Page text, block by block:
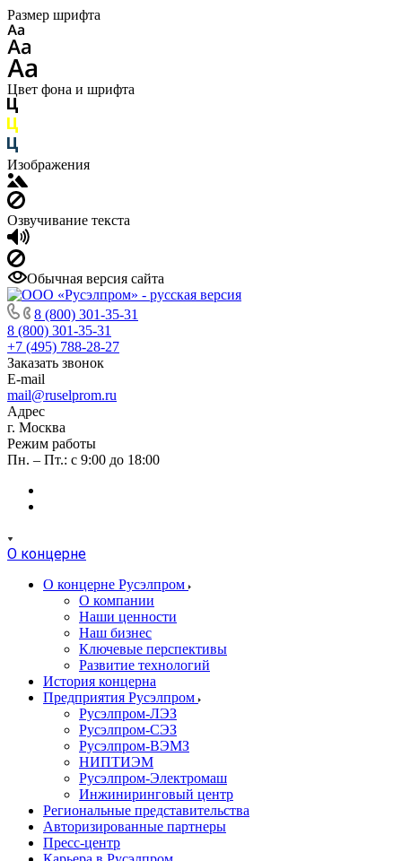
Размер шрифта
Цвет фона и шрифта
Изображения
Озвучивание текста
Обычная версия сайта
8 (800) 301-35-31
8 (800) 301-35-31
+7 (495) 788-28-27
Заказать звонок
E-mail
mail@ruselprom.ru
Адрес
г. Москва
Режим работы
Пн. – Пт.: с 9:00 до 18:00
О концерне
О концерне Русэлпром
О компании
Наши ценности
Наш бизнес
Ключевые перспективы
Развитие технологий
История концерна
Предприятия Русэлпром
Русэлпром-ЛЭЗ
Русэлпром-СЭЗ
Русэлпром-ВЭМЗ
НИПТИЭМ
Русэлпром-Электромаш
Инжиниринговый центр
Региональные представительства
Авторизированные партнеры
Пресс-центр